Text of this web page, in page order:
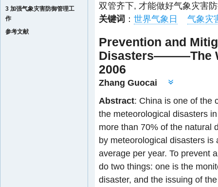
3 加强气象灾害防御管理工
作
参考文献
双管齐下, 才能做好气象灾害
关键词 ： 世界气象日 气象灾
Prevention and
Disasters———The
2006
Zhang Guocai
Abstract: China is one of the
the meteorological disasters
more than 70% of the natural
by meteorological disasters
average per year. To prevent
do two things: one is the
disaster, and the issuing of